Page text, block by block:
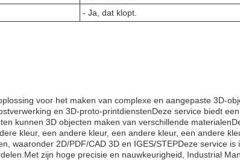
- Ja, dat klopt.
voor het maken van complexe en aangepaste 3D-
en 3D-proto-printdienstenDeze service biedt
kunnen 3D objecten maken van verschillende
kleur, een andere kleur, een andere kleur, een andere
waaronder 2D/PDF/CAD 3D en IGES/STEPDeze service is
zijn hoge precisie en nauwkeurigheid, Industrial